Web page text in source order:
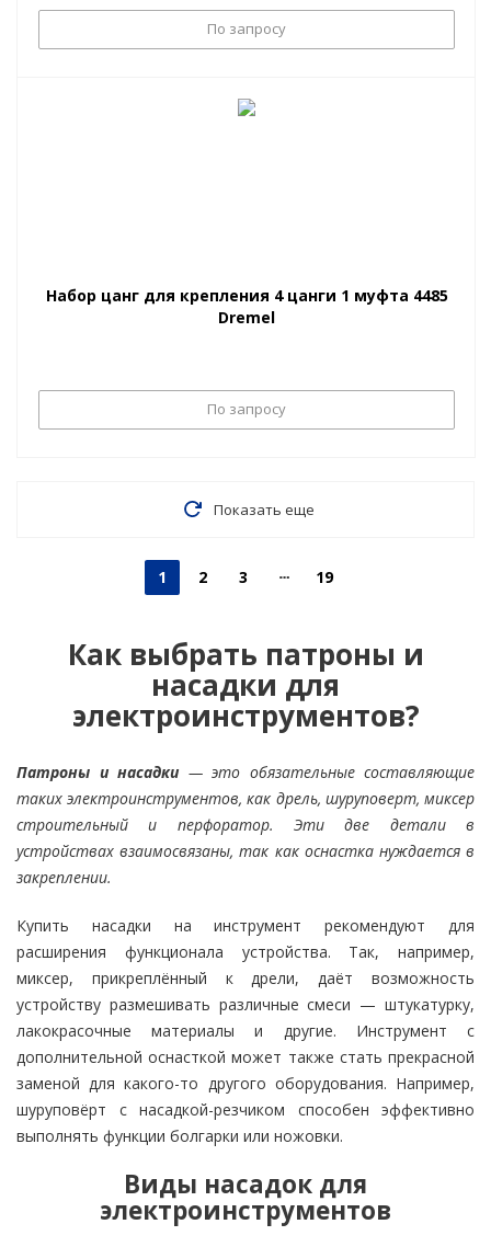
По запросу
Набор цанг для крепления 4 цанги 1 муфта 4485
Dremel
По запросу
Показать еще
1 2 3 19
Как выбрать патроны и
насадки для
электроинструментов?
Патроны и насадки — это обязательные составляющие
таких электроинструментов, как дрель, шуруповерт, миксер
строительный и перфоратор. Эти две детали в
устройствах взаимосвязаны, так как оснастка нуждается в
закреплении.
Купить насадки на инструмент рекомендуют для
расширения функционала устройства. Так, например,
миксер, прикреплённый к дрели, даёт возможность
устройству размешивать различные смеси — штукатурку,
лакокрасочные материалы и другие. Инструмент с
дополнительной оснасткой может также стать прекрасной
заменой для какого-то другого оборудования. Например,
шуруповёрт с насадкой-резчиком способен эффективно
выполнять функции болгарки или ножовки.
Виды насадок для
электроинструментов